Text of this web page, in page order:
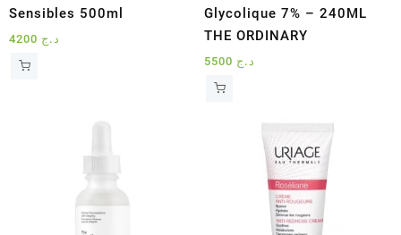
Sensibles 500ml
د.ج
Glycolique 7% – 240ML
THE ORDINARY
د.ج